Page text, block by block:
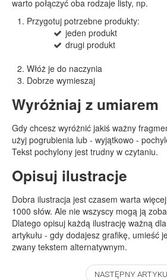
warto połączyć oba rodzaje listy, np.
Przygotuj potrzebne produkty:
jeden produkt
drugi produkt
Włóż je do naczynia
Dobrze wymieszaj
Wyróżniaj z umiarem
Gdy chcesz wyróżnić jakiś ważny
użyj pogrubienia lub - wyjątkowo -
Tekst pochylony jest trudny w czytaniu.
Opisuj ilustracje
Dobra ilustracja jest czasem warta
1000 słów. Ale nie wszyscy mogą ją
Dlatego opisuj każdą ilustrację ważną
artykułu - gdy dodajesz grafikę, umieść
zwany tekstem alternatywnym.
NASTĘPNY